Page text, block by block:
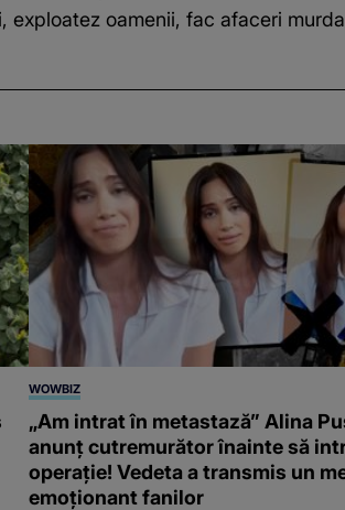
oamenii, fac afaceri
WOWBIZ
„Am intrat în metastază” Alina
anunț cutremurător înainte să
operație! Vedeta a transmis un
emoționant fanilor